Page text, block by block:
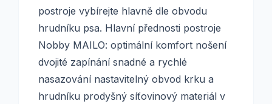
postroje vybírejte hlavně dle obvodu
hrudníku psa. Hlavní přednosti postroje
Nobby MAILO: optimální komfort nošení
dvojité zapínání snadné a rychlé
nasazování nastavitelný obvod krku a
hrudníku prodyšný síťovinový materiál v